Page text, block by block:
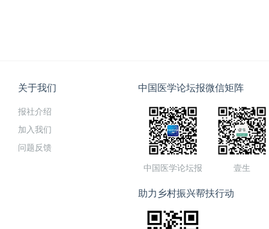
关于我们
报社介绍
加入我们
问题反馈
中国医学论坛报微信矩阵
中国医学论坛报 壹生
助力乡村振兴帮扶行动